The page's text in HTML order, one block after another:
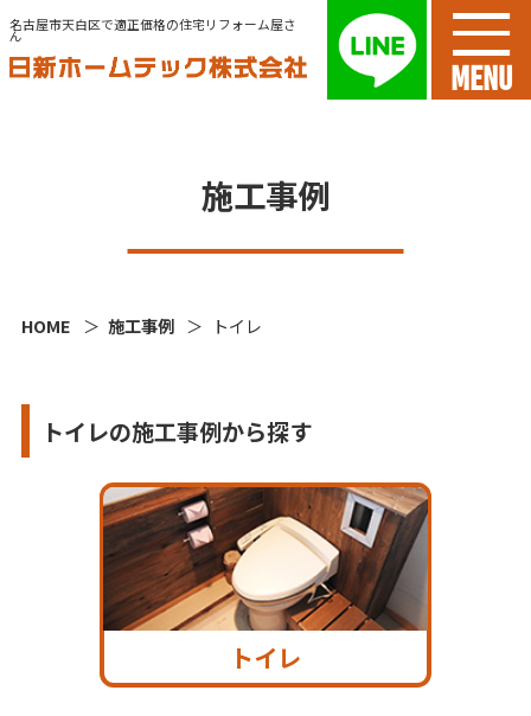
名古屋市天白区で適正価格の住宅リフォーム屋さ
ん
MENU
施工事例
HOME 施工事例 トイレ
トイレの施工事例から探す
トイレ